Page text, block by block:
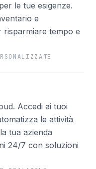
le tue esigenze.
e
risparmiare tempo e
Accedi ai tuoi
le attività
tua azienda
24/7 con soluzioni